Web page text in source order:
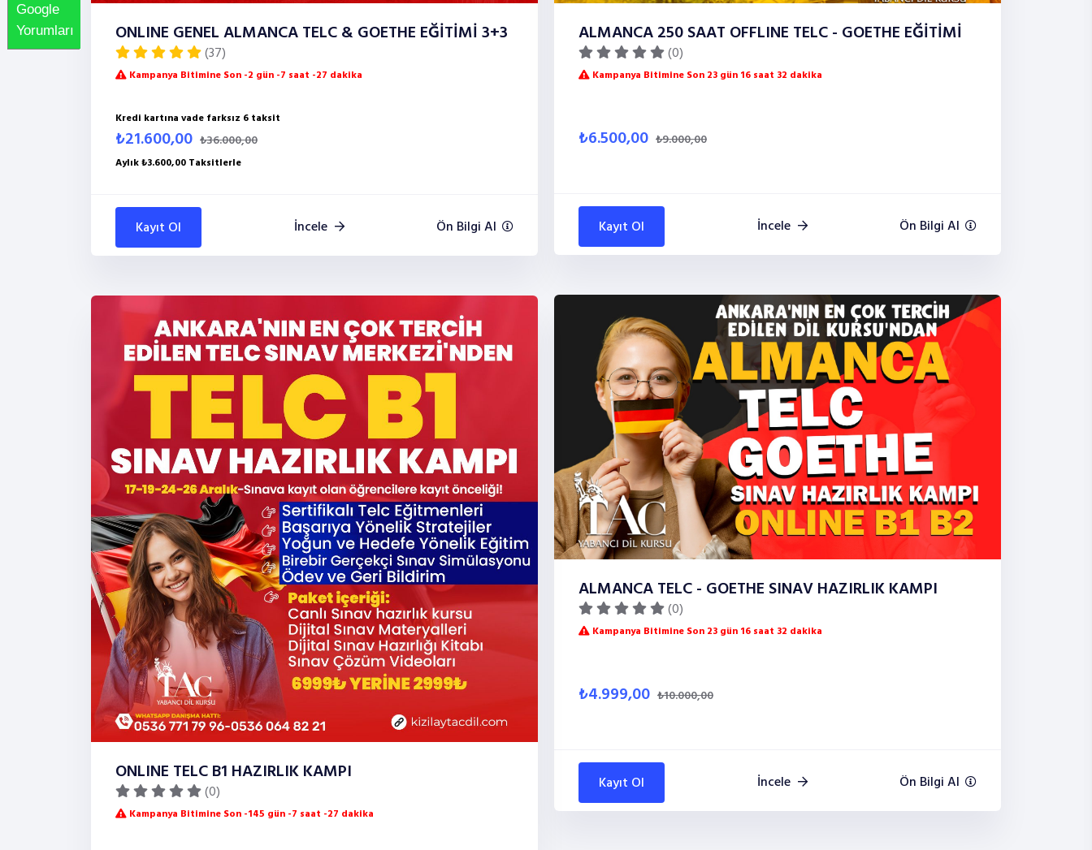
ONLINE GENEL ALMANCA TELC & GOETHE EĞİTİMİ 3+3
(37)
Kampanya Bitimine Son -2 gün -7 saat -27 dakika
Kredi kartına vade farksız 6 taksit
₺21.600,00 ₺36.000,00
Aylık ₺3.600,00 Taksitlerle
Kayıt Ol İncele Ön Bilgi Al
ALMANCA 250 SAAT OFFLINE TELC - GOETHE EĞİTİMİ
(0)
Kampanya Bitimine Son 23 gün 16 saat 32 dakika
₺6.500,00 ₺9.000,00
Kayıt Ol İncele Ön Bilgi Al
ALMANCA TELC - GOETHE SINAV HAZIRLIK KAMPI
(0)
Kampanya Bitimine Son 23 gün 16 saat 32 dakika
₺4.999,00 ₺10.000,00
Kayıt Ol İncele Ön Bilgi Al
ONLINE TELC B1 HAZIRLIK KAMPI
(0)
Kampanya Bitimine Son -145 gün -7 saat -27 dakika
Google
Yorumları